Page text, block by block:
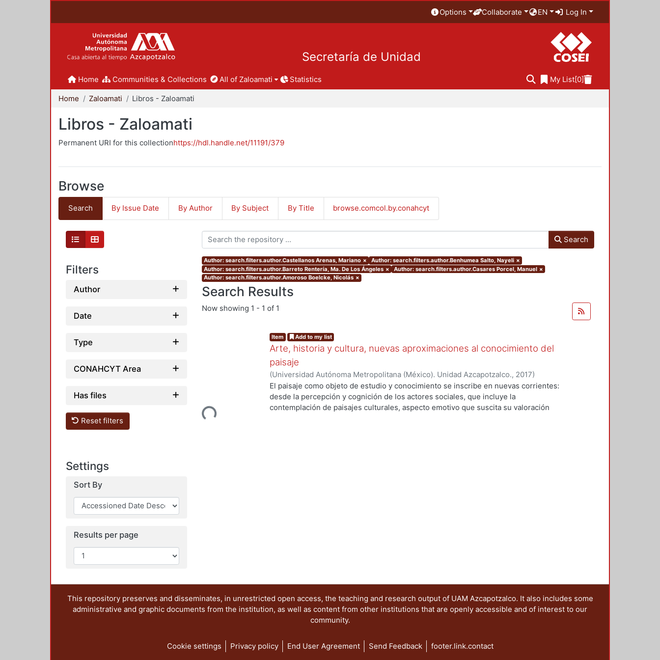
Options Collaborate EN Log In
Secretaría de Unidad
Home Communities & Collections All of Zaloamati Statistics My List[0]
Home Zaloamati Libros - Zaloamati
Libros - Zaloamati
Permanent URI for this collectionhttps://hdl.handle.net/11191/379
Browse
Search By Issue Date By Author By Subject By Title browse.comcol.by.conahcyt
Filters
Author
Date
Type
CONAHCYT Area
Has files
Reset filters
Settings
Sort By
Results per page
Search
Author: search.filters.author.Castellanos Arenas, Mariano × Author: search.filters.author.Benhumea Salto, Nayeli ×
Author: search.filters.author.Barreto Rentería, Ma. De Los Ángeles × Author: search.filters.author.Casares Porcel, Manuel ×
Author: search.filters.author.Amoroso Boelcke, Nicolás ×
Search Results
Now showing 1 - 1 of 1
Loading...
Item Add to my list
Arte, historia y cultura, nuevas aproximaciones al conocimiento del
paisaje
(Universidad Autónoma Metropolitana (México). Unidad Azcapotzalco., 2017)
Martínez Sánchez, Félix Alfonso;Hinojosa De La Garza, Karla María;Alonso-
Navarrete, Armando;Quirarte Castañeda, Vicente;Larrucea Garritz, Amaya
Bertruy, Ramona Isabel;Clavé Almeida, Manuel Martín; Tito Rojo, Jose ;Casares
El paisaje como objeto de estudio y conocimiento se inscribe en nuevas corrientes:
desde la percepción y cognición de los actores sociales, que incluye la
contemplación de paisajes culturales, aspecto emotivo que suscita su valoración
This repository preserves and disseminates, in unrestricted open access, the teaching and research output of UAM Azcapotzalco. It also includes some
administrative and graphic documents from the institution, as well as content from other institutions that are openly accessible and of interest to our
community.
Cookie settings Privacy policy End User Agreement Send Feedback footer.link.contact